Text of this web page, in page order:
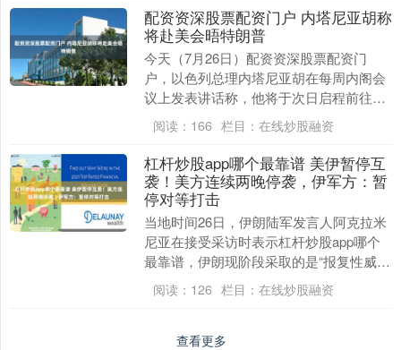
配资资深股票配资门户 内塔尼亚胡称
将赴美会晤特朗普
今天（7月26日）配资资深股票配资门
户，以色列总理内塔尼亚胡在每周内阁会
议上发表讲话称，他将于次日启程前往美
国会晤美国总统特朗普，双方将就包括伊
朗局势在内的多项....
阅读： 166 栏目： 在线炒股融资
杠杆炒股app哪个最靠谱 美伊暂停互
袭！美方连续两晚停袭，伊军方：暂
停对等打击
当地时间26日，伊朗陆军发言人阿克拉米
尼亚在接受采访时表示杠杆炒股app哪个
最靠谱，伊朗现阶段采取的是“报复性威
慑”战略，即通过实施对等打击，威慑美国
不要继续违....
阅读： 126 栏目： 在线炒股融资
查看更多